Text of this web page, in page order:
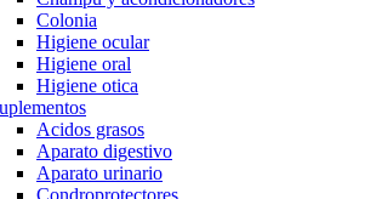
Colonia
Higiene ocular
Higiene oral
Higiene otica
Acidos grasos
Aparato digestivo
Aparato urinario